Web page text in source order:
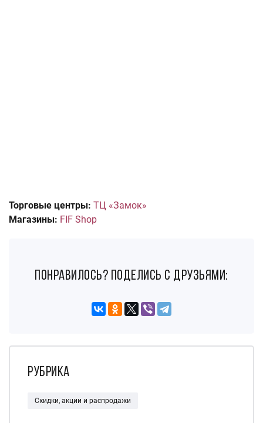
Торговые центры: ТЦ «Замок»
Магазины: FIF Shop
понравилось? поделись с друзьями:
Рубрика
Скидки, акции и распродажи